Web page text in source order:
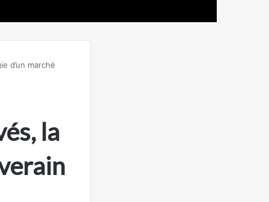
d’un marché
la